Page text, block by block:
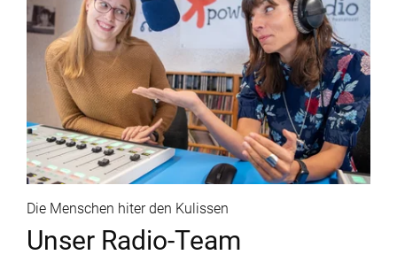
Die Menschen hiter den Kulissen
Unser Radio-Team